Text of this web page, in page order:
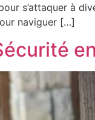
s’attaquer à
naviguer […]